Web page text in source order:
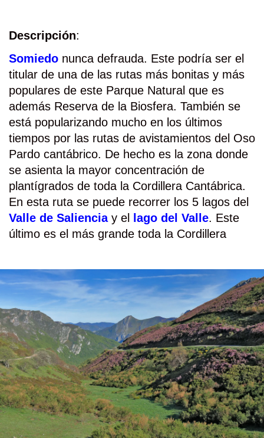
Descripción:
Somiedo nunca defrauda. Este podría ser el
titular de una de las rutas más bonitas y más
populares de este Parque Natural que es
además Reserva de la Biosfera. También se
está popularizando mucho en los últimos
tiempos por las rutas de avistamientos del Oso
Pardo cantábrico. De hecho es la zona donde
se asienta la mayor concentración de
plantígrados de toda la Cordillera Cantábrica.
En esta ruta se puede recorrer los 5 lagos del
Valle de Salienciay el lago del Valle. Este
último es el más grande toda la Cordillera